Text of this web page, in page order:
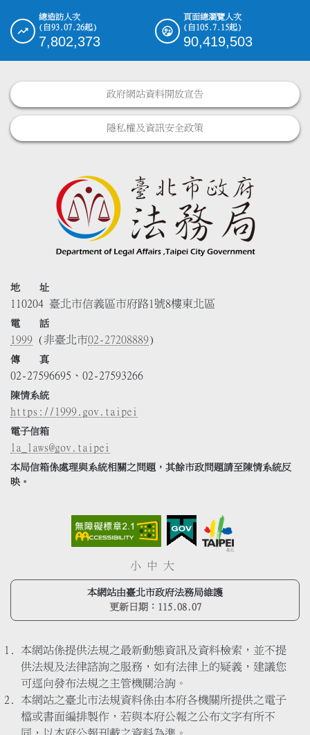
總造訪人次
(自93.07.26起)
7,802,373
頁面總瀏覽人次
(自105.7.15起)
90,419,503
政府網站資料開放宣告
隱私權及資訊安全政策
地 址
110204 臺北市信義區市府路1號8樓東北區
電 話
1999 (非臺北市02-27208889)
傳 真
02-27596695、02-27593266
陳情系統
https://1999.gov.taipei
電子信箱
la_laws@gov.taipei
本局信箱係處理與系統相關之問題，其餘市政問題請至陳情系統反
映。
小 中 大
本網站由臺北市政府法務局維護
更新日期： 115.08.07
本網站係提供法規之最新動態資訊及資料檢索，並不提
供法規及法律諮詢之服務，如有法律上的疑義，建議您
可逕向發布法規之主管機關洽詢。
本網站之臺北市法規資料係由本府各機關所提供之電子
檔或書面編排製作，若與本府公報之公布文字有所不
同，以本府公報刊載之資料為準。